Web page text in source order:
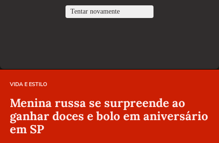
VIDA E ESTILO
Menina russa se surpreende ao
ganhar doces e bolo em aniversário
em SP